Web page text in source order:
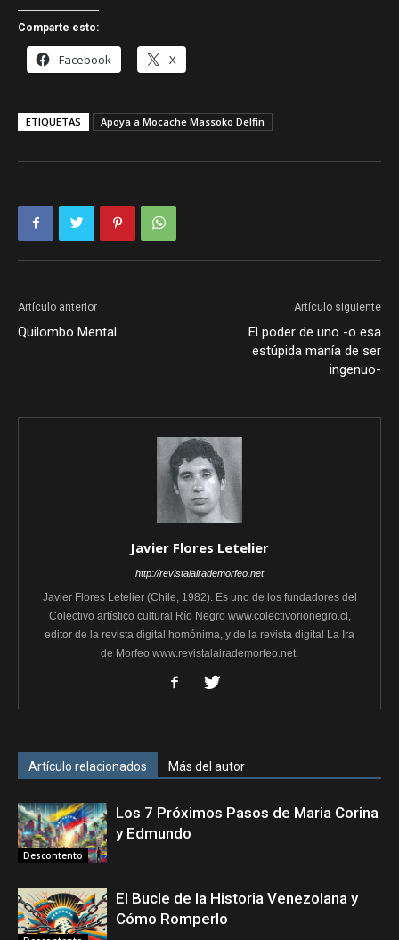
Comparte esto:
Facebook X
ETIQUETAS Apoya a Mocache Massoko Delfin
Artículo anterior
Quilombo Mental
Artículo siguiente
El poder de uno -o esa
estúpida manía de ser
ingenuo-
Javier Flores Letelier
http://revistalairademorfeo.net
Javier Flores Letelier (Chile, 1982). Es uno de los fundadores del
Colectivo artístico cultural Río Negro www.colectivorionegro.cl,
editor de la revista digital homónima, y de la revista digital La Ira
de Morfeo www.revistalairademorfeo.net.
Artículo relacionados Más del autor
Descontento
Los 7 Próximos Pasos de Maria Corina
y Edmundo
El Bucle de la Historia Venezolana y
Cómo Romperlo